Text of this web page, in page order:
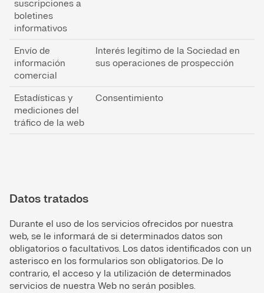
suscripciones a
boletines
informativos
Envío de
información
comercial
Interés legítimo de la Sociedad en
sus operaciones de prospección
Estadísticas y
mediciones del
tráfico de la web
Consentimiento
Datos tratados
Durante el uso de los servicios ofrecidos por nuestra
web, se le informará de si determinados datos son
obligatorios o facultativos. Los datos identificados con un
asterisco en los formularios son obligatorios. De lo
contrario, el acceso y la utilización de determinados
servicios de nuestra Web no serán posibles.